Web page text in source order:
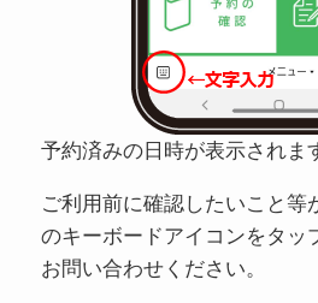
予約済みの日時が表示されま
ご利用前に確認したいこと等
のキーボードアイコンをタッ
お問い合わせください。